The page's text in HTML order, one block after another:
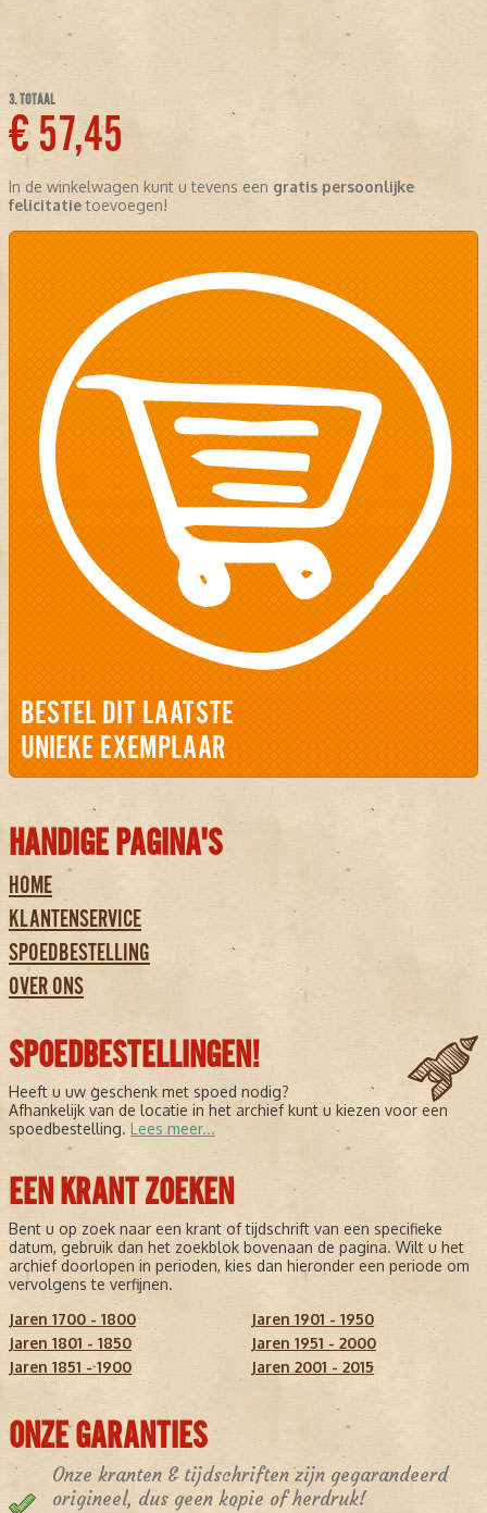
3. TOTAAL
€ 57,45
In de winkelwagen kunt u tevens een gratis persoonlijke
felicitatietoevoegen!
BESTEL DIT LAATSTE
UNIEKE EXEMPLAAR
HANDIGE PAGINA'S
HOME
KLANTENSERVICE
SPOEDBESTELLING
OVER ONS
SPOEDBESTELLINGEN!
Heeft u uw geschenk met spoed nodig?
Afhankelijk van de locatie in het archief kunt u kiezen voor een
spoedbestelling. Lees meer...
EEN KRANT ZOEKEN
Bent u op zoek naar een krant of tijdschrift van een specifieke
datum, gebruik dan het zoekblok bovenaan de pagina. Wilt u het
archief doorlopen in perioden, kies dan hieronder een periode om
vervolgens te verfijnen.
Jaren 1700 - 1800
Jaren 1801 - 1850
Jaren 1851 - 1900
Jaren 1901 - 1950
Jaren 1951 - 2000
Jaren 2001 - 2015
ONZE GARANTIES
Onze kranten & tijdschriften zijn gegarandeerd
origineel, dus geen kopie of herdruk!